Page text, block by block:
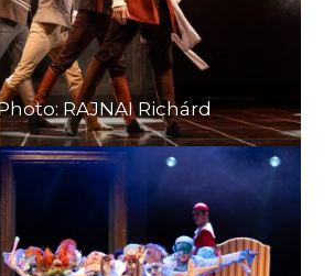
RAJNAI Richárd